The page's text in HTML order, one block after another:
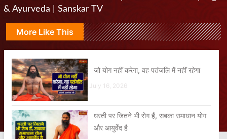
& Ayurveda | Sanskar TV
More Like This
जो योग नहीं करेगा, वह पतंजलि में नहीं रहेगा
July 16, 2026
धरती पर जितने भी रोग हैं, सबका समाधान योग
और आयुर्वेद है